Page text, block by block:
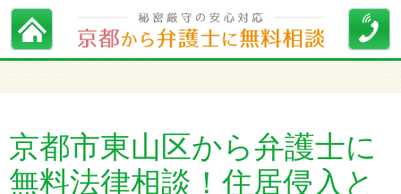
京都市東山区から弁護士に
無料法律相談！住居侵入と